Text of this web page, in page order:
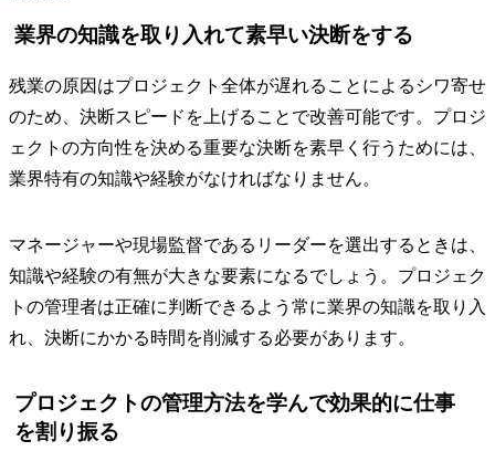
業界の知識を取り入れて素早い決断をする
残業の原因はプロジェクト全体が遅れることによるシワ寄せ
のため、決断スピードを上げることで改善可能です。プロジ
ェクトの方向性を決める重要な決断を素早く行うためには、
業界特有の知識や経験がなければなりません。
マネージャーや現場監督であるリーダーを選出するときは、
知識や経験の有無が大きな要素になるでしょう。プロジェク
トの管理者は正確に判断できるよう常に業界の知識を取り入
れ、決断にかかる時間を削減する必要があります。
プロジェクトの管理方法を学んで効果的に仕事
を割り振る